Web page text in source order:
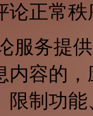
论正常
服务提
内容的
限制功